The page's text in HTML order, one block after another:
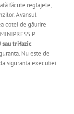
făcute reglajele,
Avansul
cotei de găurire
P
sau trifazic
Nu este de
siguranta executiei